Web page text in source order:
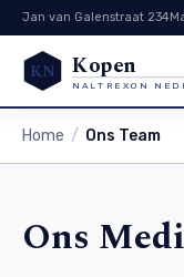
Jan van Galenstraat 234
KN Kopen
NALTREXON
Home Ons Team
Ons